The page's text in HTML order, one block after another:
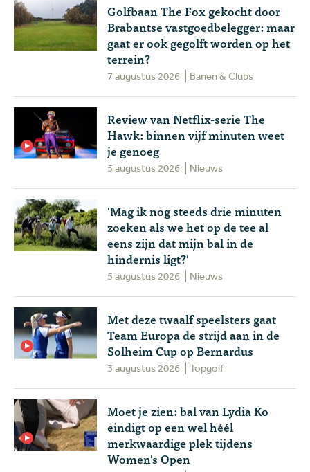
Golfbaan The Fox gekocht door
Brabantse vastgoedbelegger: maar
gaat er ook gegolft worden op het
terrein?
7 augustus 2026 Banen & Clubs
Review van Netflix-serie The
Hawk: binnen vijf minuten weet
je genoeg
5 augustus 2026 Nieuws
'Mag ik nog steeds drie minuten
zoeken als we het op de tee al
eens zijn dat mijn bal in de
hindernis ligt?'
5 augustus 2026 Nieuws
Met deze twaalf speelsters gaat
Team Europa de strijd aan in de
Solheim Cup op Bernardus
3 augustus 2026 Topgolf
Moet je zien: bal van Lydia Ko
eindigt op een wel héél
merkwaardige plek tijdens
Women's Open